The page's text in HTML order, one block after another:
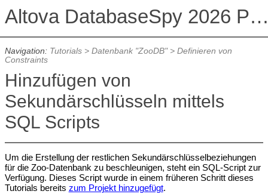
Altova DatabaseSpy 2026
Navigation: Tutorials> Datenbank "ZooDB"> Definieren von
Constraints
Hinzufügen von
Sekundärschlüsseln mittels
SQL Scripts
Um die Erstellung der restlichen Sekundärschlüsselbeziehungen
für die Zoo-Datenbank zu beschleunigen, steht ein SQL-Script zur
Verfügung. Dieses Script wurde in einem früheren Schritt dieses
Tutorials bereits zum Projekt hinzugefügt.